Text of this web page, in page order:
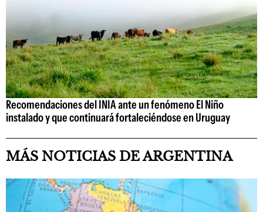
Recomendaciones del INIA ante un fenómeno El Niño
instalado y que continuará fortaleciéndose en Uruguay
MÁS NOTICIAS DE ARGENTINA